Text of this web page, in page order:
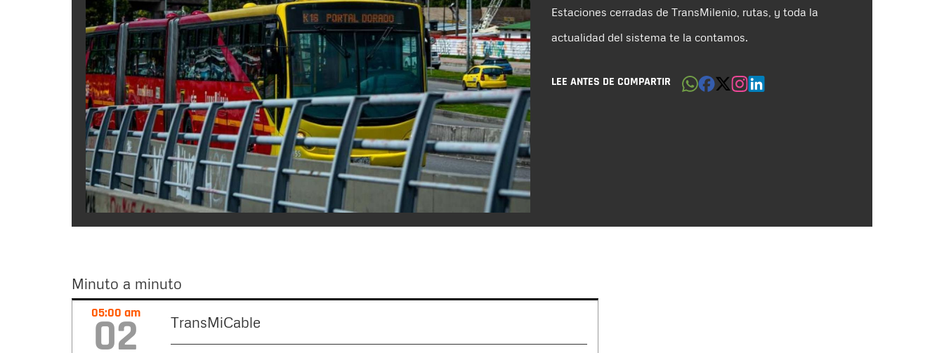
Estaciones cerradas de TransMilenio, rutas, y toda la
actualidad del sistema te la contamos.
LEE ANTES DE COMPARTIR
Minuto a minuto
Minuto05:00 am
02 TransMiCable